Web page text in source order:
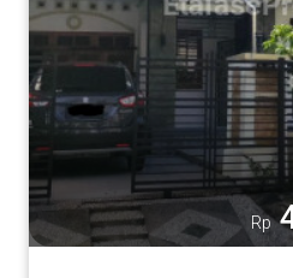
Ruko
Pabrik / Gudang
Komersial
Lainnya
Rp